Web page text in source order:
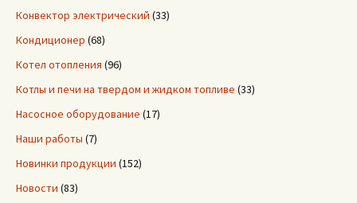
Конвектор электрический (33)
Кондиционер (68)
Котел отопления (96)
Котлы и печи на твердом и жидком топливе (33)
Насосное оборудование (17)
Наши работы (7)
Новинки продукции (152)
Новости (83)